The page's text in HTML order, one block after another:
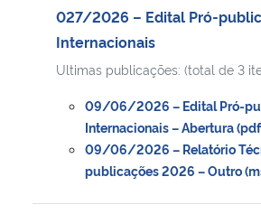
027/2026 – Edital Pró-
Internacionais
Ultimas publicações: (total de 3
09/06/2026 – Edital Pró-
Internacionais – Abertura
09/06/2026 – Relatório
publicações 2026 – Outro